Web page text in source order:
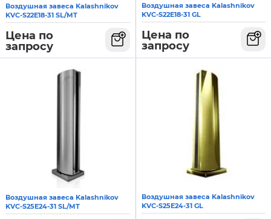
Воздушная завеса Kalashnikov
KVC-S22E18-31 SL/MT
Цена по
запросу
Воздушная завеса Kalashnikov
KVC-S22E18-31 GL
Цена по
запросу
Воздушная завеса Kalashnikov
KVC-S25E24-31 SL/MT
Воздушная завеса Kalashnikov
KVC-S25E24-31 GL